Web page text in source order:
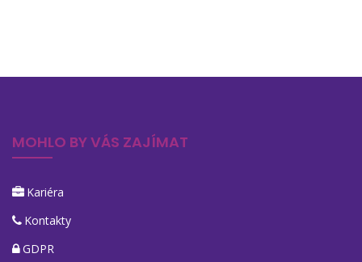
MOHLO BY VÁS ZAJÍMAT
Kariéra
Kontakty
GDPR